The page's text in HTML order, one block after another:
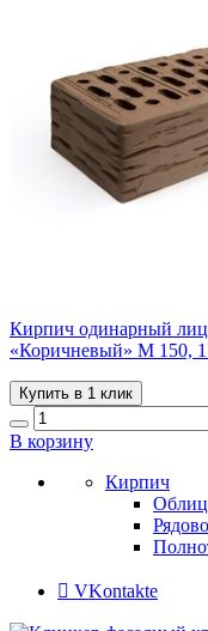
Кирпич одинарный
«Коричневый» М 150,
Купить в 1 клик
В корзину
Кирпич
VKontakte